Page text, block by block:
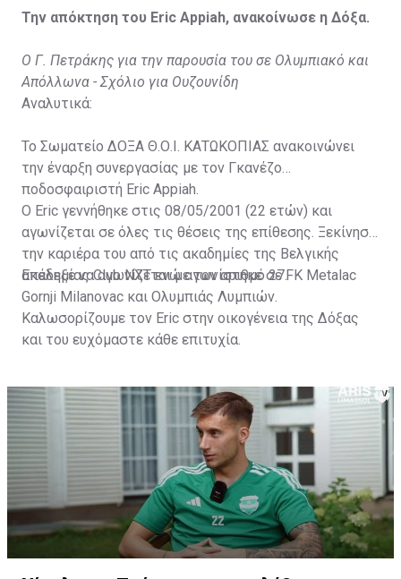
Την απόκτηση του Eric Appiah, ανακοίνωσε η Δόξα.
Ο Γ. Πετράκης για την παρουσία του σε Ολυμπιακό και
Απόλλωνα - Σχόλιο για Ουζουνίδη
Αναλυτικά:
Το Σωματείο ΔΟΞΑ Θ.Ο.Ι. ΚΑΤΩΚΟΠΙΑΣ ανακοινώνει
την έναρξη συνεργασίας με τον Γκανέζο
ποδοσφαιριστή Eric Appiah.
Ο Eric γεννήθηκε στις 08/05/2001 (22 ετών) και
αγωνίζεται σε όλες τις θέσεις της επίθεσης. Ξεκίνησε
την καριέρα του από τις ακαδημίες της Βελγικής
ακαδημίας Club NXT ενώ αγωνίστηκε σε FK Metalac
Gornji Milanovac και Ολυμπιάς Λυμπιών.
Επέλεξε να αγωνίζεται με τον αριθμό 27.
Καλωσορίζουμε τον Eric στην οικογένεια της Δόξας
και του ευχόμαστε κάθε επιτυχία.